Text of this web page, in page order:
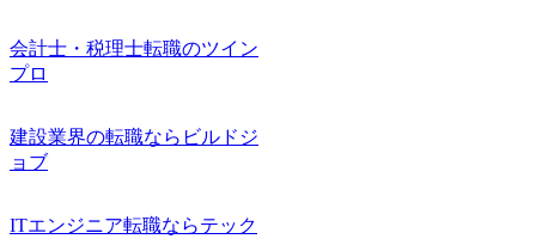
会計士・税理士転職のツイン
プロ
建設業界の転職ならビルドジ
ョブ
ITエンジニア転職ならテック